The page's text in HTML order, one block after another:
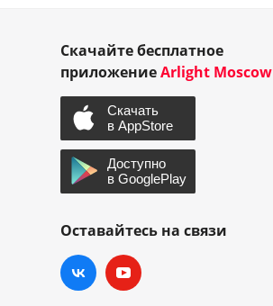
Скачайте бесплатное
приложениеArlight Moscow
Оставайтесь на связи